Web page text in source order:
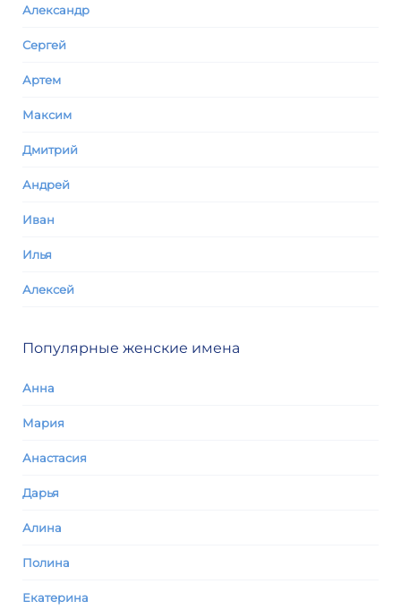
Александр
Сергей
Артем
Максим
Дмитрий
Андрей
Иван
Илья
Алексей
Популярные женские имена
Анна
Мария
Анастасия
Дарья
Алина
Полина
Екатерина